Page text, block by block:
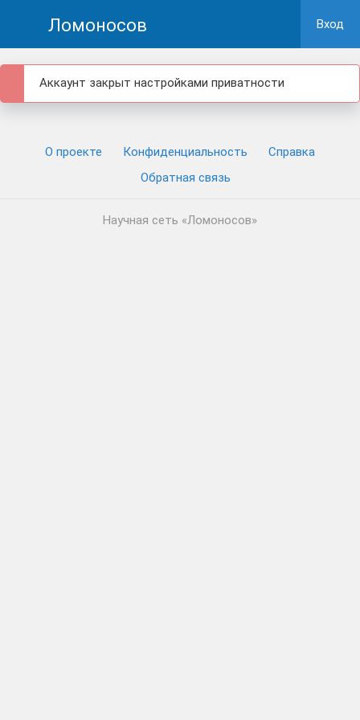
Ломоносов Вход
Аккаунт закрыт настройками приватности
О проекте Конфиденциальность
Cправка
Обратная связь
Научная сеть «Ломоносов»